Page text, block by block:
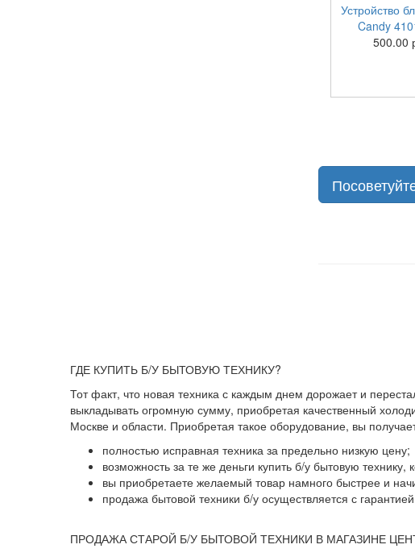
Устройство
Candy
500.00
ГДЕ КУПИТЬ Б/У БЫТОВУЮ ТЕХНИКУ?
Тот факт, что новая техника с каждым днем дорожает и
выкладывать огромную сумму, приобретая качественный
Москве и области. Приобретая такое оборудование, вы
полностью исправная техника за предельно низкую цену;
возможность за те же деньги купить б/у бытовую
вы приобретаете желаемый товар намного быстрее и
продажа бытовой техники б/у осуществляется с
ПРОДАЖА СТАРОЙ Б/У БЫТОВОЙ ТЕХНИКИ В МАГАЗИНЕ